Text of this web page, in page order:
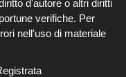
d'autore o altri diritti
verifiche. Per
nell'uso di materiale